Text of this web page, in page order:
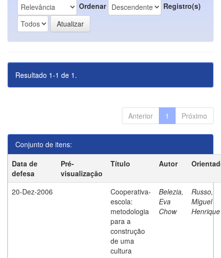
Ordenar Registro(s)
Resultado 1-1 de 1.
Anterior 1 Próximo
Conjunto de itens:
Data de
defesa
Pré-
visualização
Título Autor
20-Dez-2006
Cooperativa-
escola:
metodologia
para a
construção
de uma
cultura
Belezia,
Eva
Chow
Russo,
Miguel
Henrique